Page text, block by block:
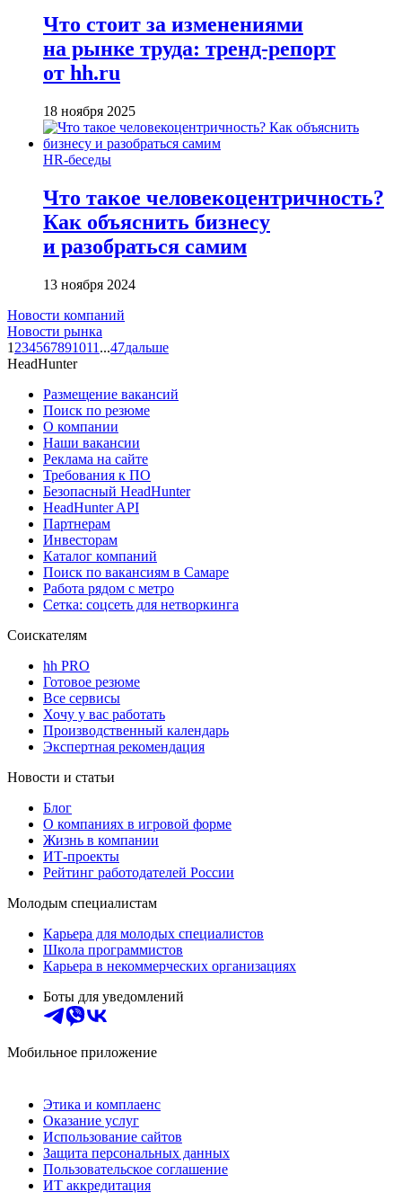
Что стоит за изменениями
на рынке труда: тренд-репорт
от hh.ru
18 ноября 2025
HR-беседы
Что такое человеко­центричность?
Как объяснить бизнесу
и разобраться самим
13 ноября 2024
Новости компаний
Новости рынка
1 234567891011 ...47дальше
HeadHunter
Размещение вакансий
Поиск по резюме
О компании
Наши вакансии
Реклама на сайте
Требования к ПО
Безопасный HeadHunter
HeadHunter API
Партнерам
Инвесторам
Каталог компаний
Поиск по вакансиям в Самаре
Работа рядом с метро
Сетка: соцсеть для нетворкинга
Соискателям
hh PRO
Готовое резюме
Все сервисы
Хочу у вас работать
Производственный календарь
Экспертная рекомендация
Новости и статьи
Блог
О компаниях в игровой форме
Жизнь в компании
ИТ-проекты
Рейтинг работодателей России
Молодым специалистам
Карьера для молодых специалистов
Школа программистов
Карьера в некоммерческих организациях
Боты для уведомлений
Мобильное приложение
Этика и комплаенс
Оказание услуг
Использование сайтов
Защита персональных данных
Пользовательское соглашение
ИТ аккредитация